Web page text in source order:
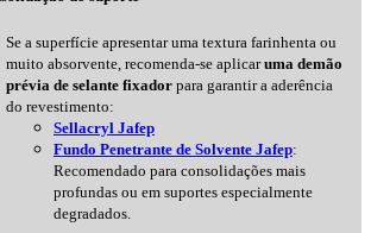
Se a superfície apresentar uma textura farinhenta ou
muito absorvente, recomenda-se aplicaruma demão
prévia de selante fixador para garantir a aderência
do revestimento:
Sellacryl Jafep
Fundo Penetrante de Solvente Jafep:
Recomendado para consolidações mais
profundas ou em suportes especialmente
degradados.